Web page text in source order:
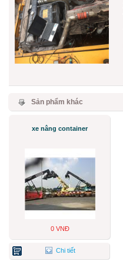
Sản phẩm khác
xe nâng container
0 VNĐ
Chi tiết